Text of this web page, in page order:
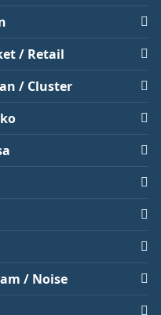
/ Retail
/ Cluster
/ Noise